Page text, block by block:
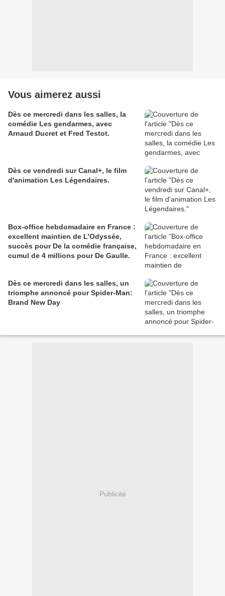
Vous aimerez aussi
Dès ce mercredi dans les salles, la
comédie Les gendarmes, avec
Arnaud Ducret et Fred Testot.
Dès ce vendredi sur Canal+, le film
d'animation Les Légendaires.
Box-office hebdomadaire en France :
excellent maintien de L’Odyssée,
succès pour De la comédie française,
cumul de 4 millions pour De Gaulle.
Dès ce mercredi dans les salles, un
triomphe annoncé pour Spider-Man:
Brand New Day
Publicité